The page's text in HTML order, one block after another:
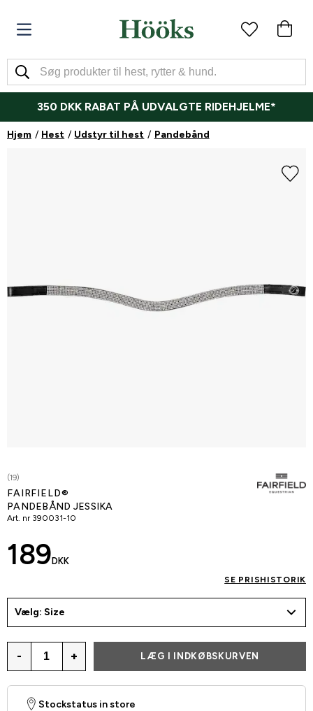
350 DKK RABAT PÅ UDVALGTE RIDEHJELME*
Hjem Hest Udstyr til hest Pandebånd
(19)
FAIRFIELD®
PANDEBÅND JESSIKA
Art. nr 390031-10
189 DKK
SE PRISHISTORIK
Vælg: Size
- + LÆG I INDKØBSKURVEN
Stockstatus in store